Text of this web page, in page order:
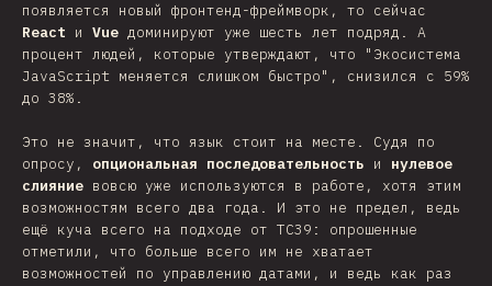
появляется новый фронтенд-фреймворк, то сейчас
React и Vue доминируют уже шесть лет подряд. А
процент людей, которые утверждают, что "Экосистема
JavaScript меняется слишком быстро", снизился с 59%
до 38%.
Это не значит, что язык стоит на месте. Судя по
опросу, опциональная последовательность и нулевое
слияние вовсю уже используются в работе, хотя этим
возможностям всего два года. И это не предел, ведь
ещё куча всего на подходе от TC39: опрошенные
отметили, что больше всего им не хватает
возможностей по управлению датами, и ведь как раз